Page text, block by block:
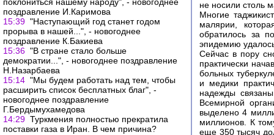
поздравление И.Каримова
15:39 "Наступающий год станет годом
прорыва в нашей...", - новогоднее
поздравление К.Бакиева
15:36 "В стране стало больше
демократии...", - новогоднее поздравление
Н.Назарбаева
15:14 "Мы будем работать над тем, чтобы
расширить список бесплатных благ", -
новогоднее поздравление
Г.Бердымухамедова
14:29 Туркмения полностью прекратила
поставки газа в Иран. В чем причина?
не носили столь
Многие
малярии,
обратилось за
эпидемию
Сейчас в пору
практически
больных
и медики
надежды
Всемирной
выделено 4
миллионов. К
еще 350 тысяч